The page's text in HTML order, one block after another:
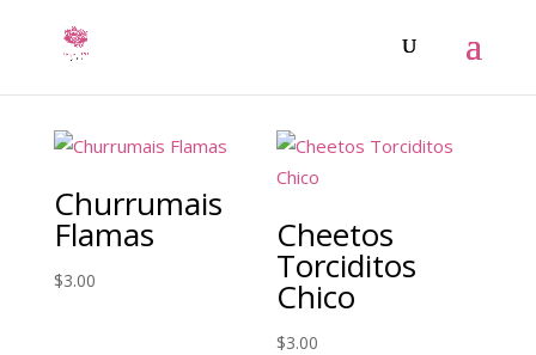
Churrumais
Flamas
$3.00
Cheetos
Torciditos
Chico
$3.00